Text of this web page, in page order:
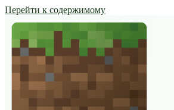
Перейти к содержимому